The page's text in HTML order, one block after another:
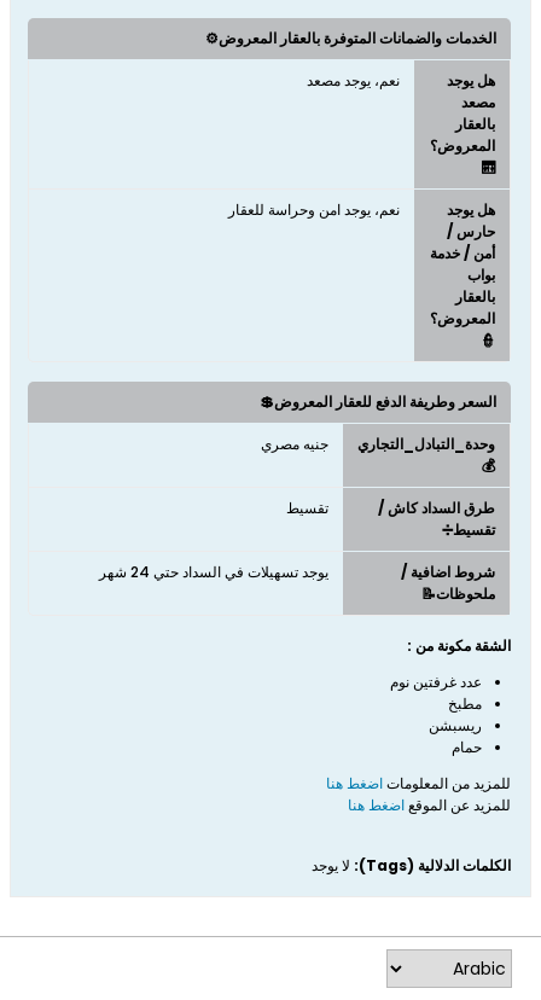
الخدمات والضمانات المتوفرة بالعقار المعروض⚙️
هل يوجد
مصعد
بالعقار
المعروض؟
🛗
نعم، يوجد مصعد
هل يوجد
حارس /
أمن / خدمة
بواب
بالعقار
المعروض؟
👮
نعم، يوجد امن وحراسة للعقار
السعر وطريفة الدفع للعقار المعروض💲
وحدة_التبادل_التجاري
💰
جنيه مصري
طرق السداد كاش /
تقسيط➗
تقسيط
شروط اضافية /
ملحوظات📝
يوجد تسهيلات في السداد حتي 24 شهر
الشقة مكونة من :
عدد غرفتين نوم
مطبخ
ريسبشن
حمام
للمزيد من المعلوماتاضغط هنا
للمزيد عن الموقعاضغط هنا
الكلمات الدلالية (Tags): لا يوجد